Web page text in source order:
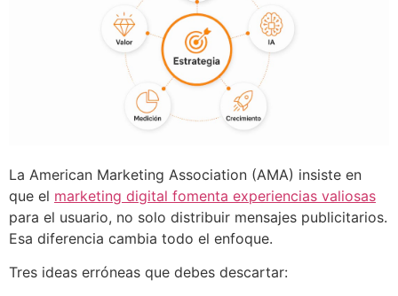
La American Marketing Association (AMA) insiste en
que el marketing digital fomenta experiencias valiosas
para el usuario, no solo distribuir mensajes publicitarios.
Esa diferencia cambia todo el enfoque.
Tres ideas erróneas que debes descartar: